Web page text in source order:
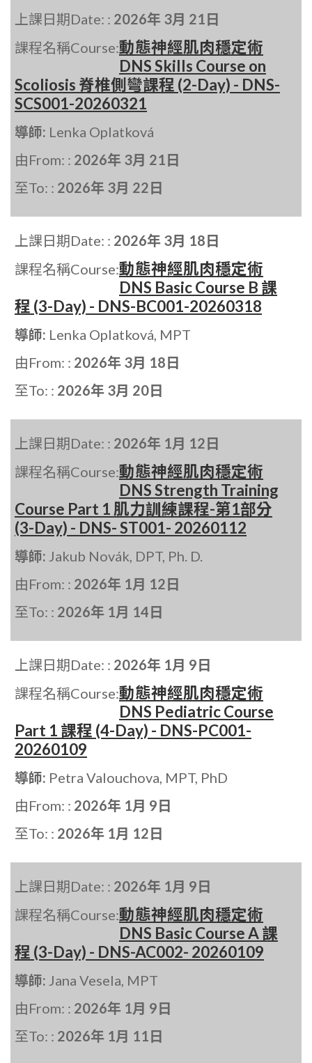
上課日期Date: : 2026年 3月 21日
課程名稱Course:動態神經肌肉穩定術
DNS Skills Course on
Scoliosis 脊椎側彎課程 (2-Day) - DNS-
SCS001-20260321
導師: Lenka Oplatková
由From: : 2026年 3月 21日
至To: : 2026年 3月 22日
上課日期Date: : 2026年 3月 18日
課程名稱Course:動態神經肌肉穩定術
DNS Basic Course B 課
程 (3-Day) - DNS-BC001-20260318
導師: Lenka Oplatková, MPT
由From: : 2026年 3月 18日
至To: : 2026年 3月 20日
上課日期Date: : 2026年 1月 12日
課程名稱Course:動態神經肌肉穩定術
DNS Strength Training
Course Part 1 肌力訓練課程-第1部分
(3-Day) - DNS- ST001- 20260112
導師: Jakub Novák, DPT, Ph. D.
由From: : 2026年 1月 12日
至To: : 2026年 1月 14日
上課日期Date: : 2026年 1月 9日
課程名稱Course:動態神經肌肉穩定術
DNS Pediatric Course
Part 1 課程 (4-Day) - DNS-PC001-
20260109
導師: Petra Valouchova, MPT, PhD
由From: : 2026年 1月 9日
至To: : 2026年 1月 12日
上課日期Date: : 2026年 1月 9日
課程名稱Course:動態神經肌肉穩定術
DNS Basic Course A 課
程 (3-Day) - DNS-AC002- 20260109
導師: Jana Vesela, MPT
由From: : 2026年 1月 9日
至To: : 2026年 1月 11日